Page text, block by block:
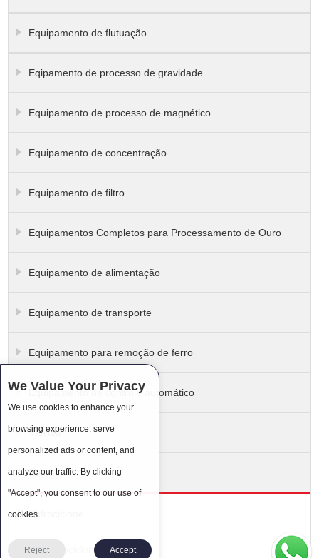
Equipamento de flutuação
Eqipamento de processo de gravidade
Equipamento de processo de magnético
Equipamento de concentração
Equipamento de filtro
Equipamentos Completos para Processamento de Ouro
Equipamento de alimentação
Equipamento de transporte
Equipamento para remoção de ferro
Equipamento de controle automático
Válvula
Bomba
Hidrociclone
Hidrociclone
We Value Your Privacy
We use cookies to enhance your
browsing experience, serve
personalized ads or content, and
analyze our traffic. By clicking
"Accept", you consent to our use of
cookies.
Reject Accept